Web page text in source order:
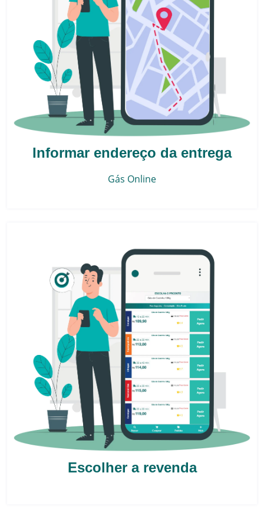
Informar endereço da entrega
Gás Online
Escolher a revenda